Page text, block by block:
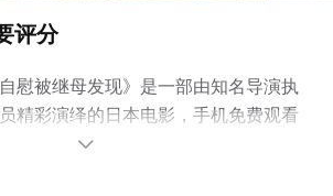
评分
慰被继母发现》是一部由知名导演执
精彩演绎的日本电影，手机免费观看
影大全就上策驰电影网，更多相关信
